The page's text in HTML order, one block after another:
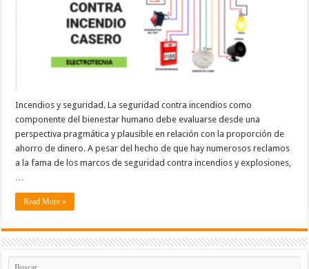
Incendios y seguridad. La seguridad contra incendios como
componente del bienestar humano debe evaluarse desde una
perspectiva pragmática y plausible en relación con la proporción de
ahorro de dinero. A pesar del hecho de que hay numerosos reclamos
a la fama de los marcos de seguridad contra incendios y explosiones,
Read More »